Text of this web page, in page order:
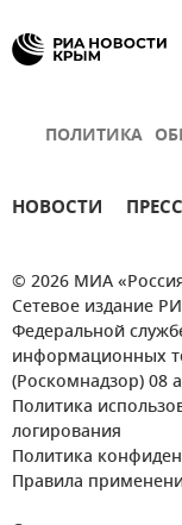
ПОЛИТИКА
НОВОСТИ
© 2026 МИА
Сетевое издание
Федеральной
информационных
(Роскомнадзор) 08
Политика
логирования
Политика
Правила